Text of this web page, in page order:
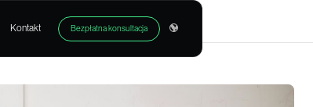
O nas Case studies